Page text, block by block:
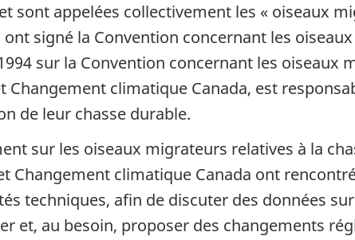
sont appelées collectivement les « oiseaux
signé la Convention concernant les
sur la Convention concernant les oiseaux
climatique Canada, est
de leur chasse durable.
sur les oiseaux migrateurs relatives à la
Changement climatique Canada ont
techniques, afin de discuter des données
et, au besoin, proposer des changements